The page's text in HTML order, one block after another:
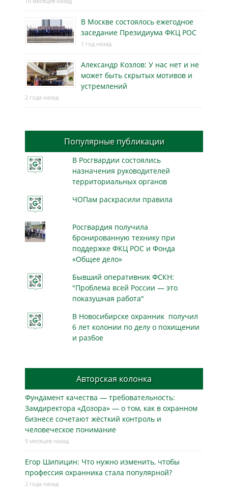
В Москве состоялось ежегодное
заседание Президиума ФКЦ РОС
1 год назад
Александр Козлов: У нас нет и не
может быть скрытых мотивов и
устремлений
2 года назад
Популярные публикации
В Росгвардии состоялись
назначения руководителей
территориальных органов
ЧОПам раскрасили правила
Росгвардия получила
бронированную технику при
поддержке ФКЦ РОС и Фонда
«Общее дело»
Бывший оперативник ФСКН:
"Проблема всей России — это
показушная работа"
В Новосибирске охранник получил
6 лет колонии по делу о похищении
и разбое
Авторская колонка
Фундамент качества — требовательность:
Замдиректора «Дозора» — о том, как в охранном
бизнесe сочетают жёсткий контроль и
человеческое понимание
9 месяцев назад
Егор Шипицин: Что нужно изменить, чтобы
профессия охранника стала популярной?
2 года назад